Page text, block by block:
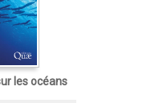
les océans